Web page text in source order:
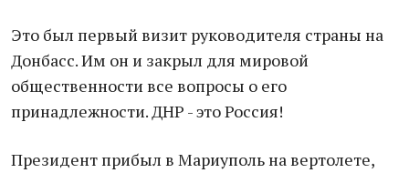
Это был первый визит руководителя страны на
Донбасс. Им он и закрыл для мировой
общественности все вопросы о его
принадлежности. ДНР - это Россия!
Президент прибыл в Мариуполь на вертолете,